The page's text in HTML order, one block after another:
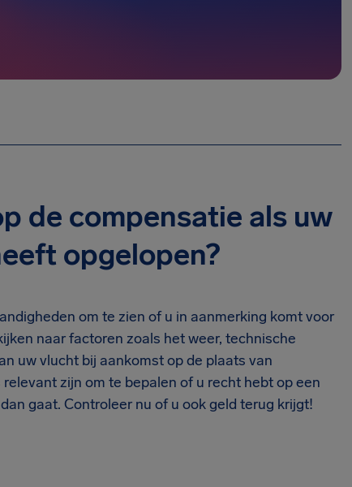
de compensatie als uw
opgelopen?
om te zien of u in aanmerking komt voor
naar factoren zoals het weer, technische
uw vlucht bij aankomst op de plaats van
zijn om te bepalen of u recht hebt op een
gaat. Controleer nu of u ook geld terug krijgt!